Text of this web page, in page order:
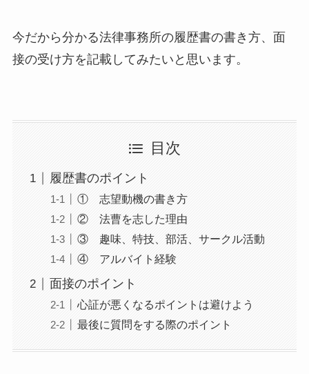
今だから分かる法律事務所の履歴書の書き方、面
接の受け方を記載してみたいと思います。
目次
履歴書のポイント
① 志望動機の書き方
② 法曹を志した理由
③ 趣味、特技、部活、サークル活動
④ アルバイト経験
面接のポイント
心証が悪くなるポイントは避けよう
最後に質問をする際のポイント